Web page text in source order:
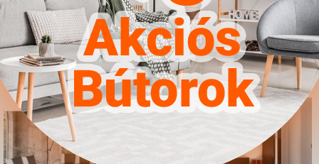
Ugrás a
boltba
Részletek
Butor1.hu
Ugrás a
boltba
Részletek
Butor1.hu